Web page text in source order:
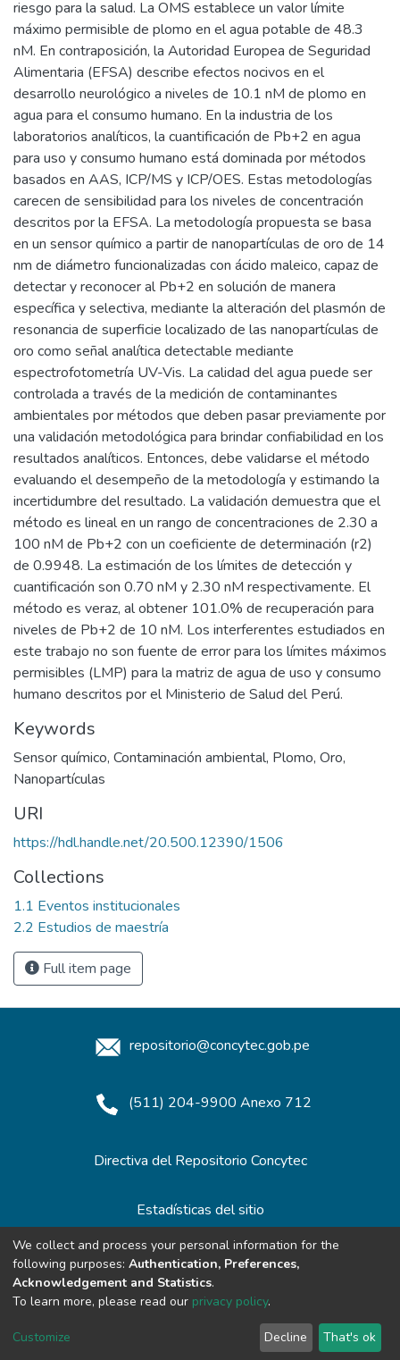
riesgo para la salud. La OMS establece un valor límite
máximo permisible de plomo en el agua potable de 48.3
nM. En contraposición, la Autoridad Europea de Seguridad
Alimentaria (EFSA) describe efectos nocivos en el
desarrollo neurológico a niveles de 10.1 nM de plomo en
agua para el consumo humano. En la industria de los
laboratorios analíticos, la cuantificación de Pb+2 en agua
para uso y consumo humano está dominada por métodos
basados en AAS, ICP/MS y ICP/OES. Estas metodologías
carecen de sensibilidad para los niveles de concentración
descritos por la EFSA. La metodología propuesta se basa
en un sensor químico a partir de nanopartículas de oro de 14
nm de diámetro funcionalizadas con ácido maleico, capaz de
detectar y reconocer al Pb+2 en solución de manera
específica y selectiva, mediante la alteración del plasmón de
resonancia de superficie localizado de las nanopartículas de
oro como señal analítica detectable mediante
espectrofotometría UV-Vis. La calidad del agua puede ser
controlada a través de la medición de contaminantes
ambientales por métodos que deben pasar previamente por
una validación metodológica para brindar confiabilidad en los
resultados analíticos. Entonces, debe validarse el método
evaluando el desempeño de la metodología y estimando la
incertidumbre del resultado. La validación demuestra que el
método es lineal en un rango de concentraciones de 2.30 a
100 nM de Pb+2 con un coeficiente de determinación (r2)
de 0.9948. La estimación de los límites de detección y
cuantificación son 0.70 nM y 2.30 nM respectivamente. El
método es veraz, al obtener 101.0% de recuperación para
niveles de Pb+2 de 10 nM. Los interferentes estudiados en
este trabajo no son fuente de error para los límites máximos
permisibles (LMP) para la matriz de agua de uso y consumo
humano descritos por el Ministerio de Salud del Perú.
Keywords
Sensor químico, Contaminación ambiental, Plomo, Oro,
Nanopartículas
URI
https://hdl.handle.net/20.500.12390/1506
Collections
1.1 Eventos institucionales
2.2 Estudios de maestría
Full item page
repositorio@concytec.gob.pe
(511) 204-9900 Anexo 712
Directiva del Repositorio Concytec
Estadísticas del sitio
Redes de Repositorios
We collect and process your personal information for the
following purposes: Authentication, Preferences,
Acknowledgement and Statistics.
To learn more, please read our privacy policy.
Customize Decline That's ok